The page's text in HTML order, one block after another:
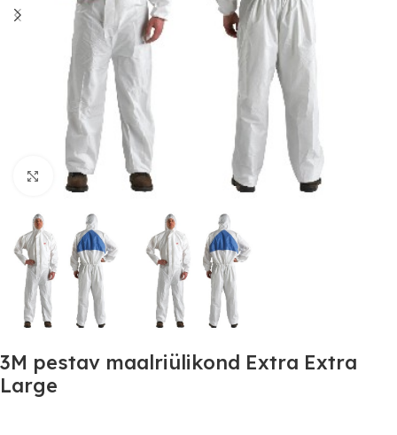
Click to enlarge
3M pestav maalriülikond Extra Extra
Large